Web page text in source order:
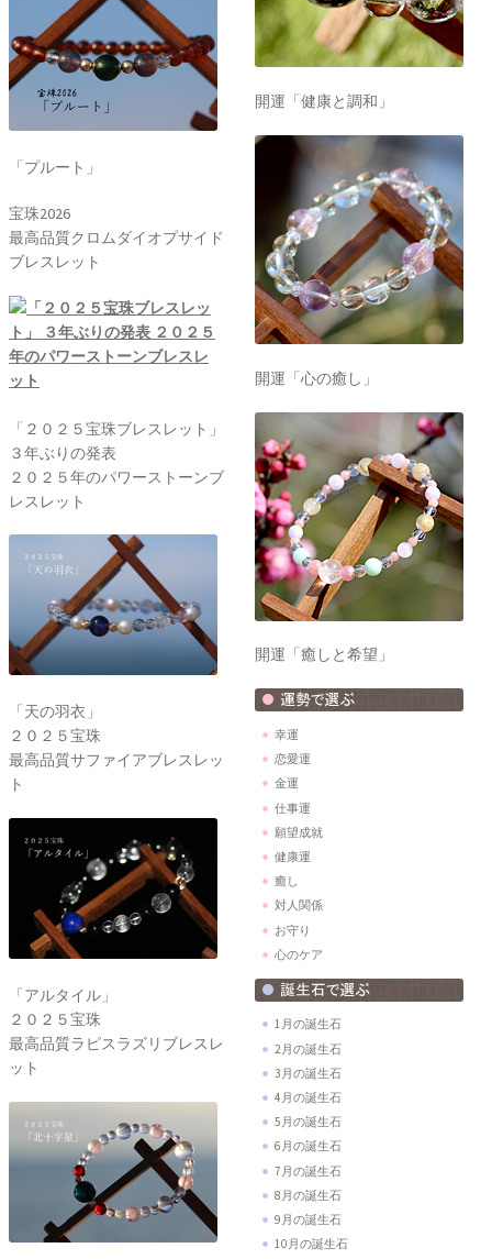
「プルート」
宝珠2026
最高品質クロムダイオプサイド
ブレスレット
「２０２５宝珠ブレスレット」
３年ぶりの発表
２０２５年のパワーストーンブ
レスレット
「天の羽衣」
２０２５宝珠
最高品質サファイアブレスレッ
ト
「アルタイル」
２０２５宝珠
最高品質ラピスラズリブレスレ
ット
開運「健康と調和」
開運「心の癒し」
開運「癒しと希望」
幸運
恋愛運
金運
仕事運
願望成就
健康運
癒し
対人関係
お守り
心のケア
1月の誕生石
2月の誕生石
3月の誕生石
4月の誕生石
5月の誕生石
6月の誕生石
7月の誕生石
8月の誕生石
9月の誕生石
10月の誕生石